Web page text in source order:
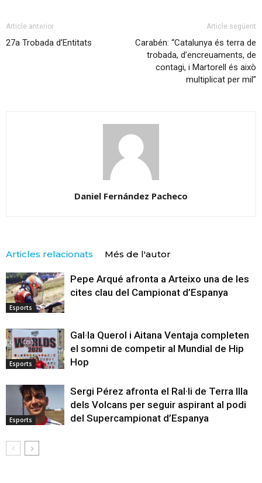
Article anterior
27a Trobada d’Entitats
Article següent
Carabén: “Catalunya és terra de
trobada, d’encreuaments, de
contagi, i Martorell és això
multiplicat per mil”
Daniel Fernández Pacheco
Articles relacionats Més de l'autor
Esports
Pepe Arqué afronta a Arteixo una de les
cites clau del Campionat d’Espanya
Esports
Gal·la Querol i Aitana Ventaja completen
el somni de competir al Mundial de Hip
Hop
Esports
Sergi Pérez afronta el Ral·li de Terra Illa
dels Volcans per seguir aspirant al podi
del Supercampionat d’Espanya